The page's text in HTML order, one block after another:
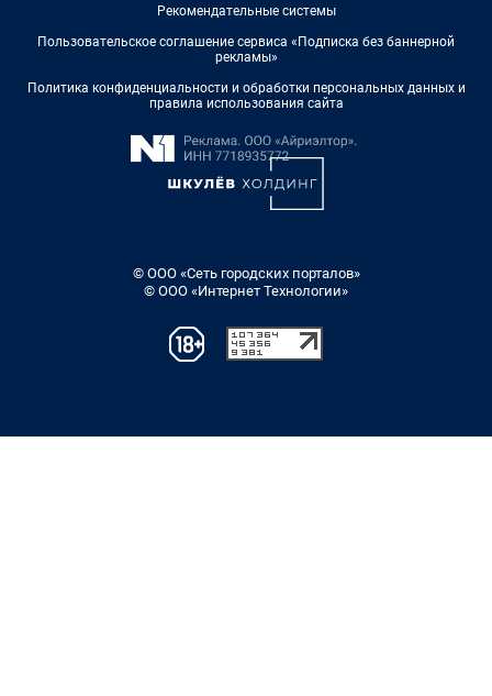
Рекомендательные системы
Пользовательское соглашение сервиса «Подписка без баннерной
рекламы»
Политика конфиденциальности и обработки персональных данных и
правила использования сайта
© ООО «Сеть городских порталов»
© ООО «Интернет Технологии»